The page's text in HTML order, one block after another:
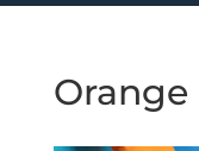
Orange